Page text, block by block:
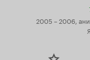
2005 – 2006,